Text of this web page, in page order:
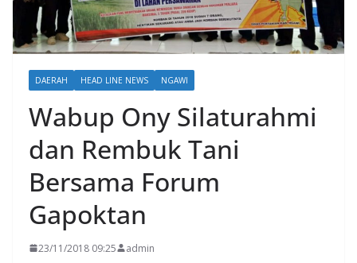
DAERAH HEAD LINE NEWS NGAWI
Wabup Ony Silaturahmi
dan Rembuk Tani
Bersama Forum
Gapoktan
23/11/2018 09:25 admin